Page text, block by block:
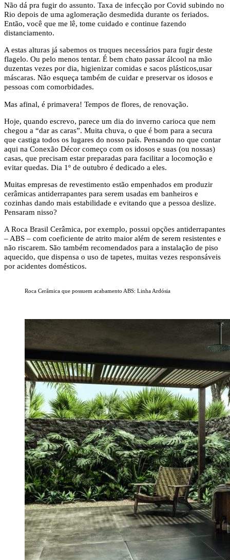
Não dá pra fugir do assunto. Taxa de infecção por Covid subindo no
Rio depois de uma aglomeração desmedida durante os feriados.
Então, você que me lê, tome cuidado e continue fazendo
distanciamento.
A estas alturas já sabemos os truques necessários para fugir deste
flagelo. Ou pelo menos tentar. É bem chato passar álcool na mão
duzentas vezes por dia, higienizar comidas e sacos plásticos,usar
máscaras. Não esqueça também de cuidar e preservar os idosos e
pessoas com comorbidades.
Mas afinal, é primavera! Tempos de flores, de renovação.
Hoje, quando escrevo, parece um dia do inverno carioca que nem
chegou a “dar as caras”. Muita chuva, o que é bom para a secura
que castiga todos os lugares do nosso país. Pensando no que contar
aqui na Conexão Décor começo com os idosos e suas (ou nossas)
casas, que precisam estar preparadas para facilitar a locomoção e
evitar quedas. Dia 1º de outubro é dedicado a eles.
Muitas empresas de revestimento estão empenhados em produzir
cerâmicas antiderrapantes para serem usadas em banheiros e
cozinhas dando mais estabilidade e evitando que a pessoa deslize.
Pensaram nisso?
A Roca Brasil Cerâmica, por exemplo, possui opções antiderrapantes
– ABS – com coeficiente de atrito maior além de serem resistentes e
não riscarem. São também recomendados para a instalação de piso
aquecido, que dispensa o uso de tapetes, muitas vezes responsáveis
por acidentes domésticos.
Roca Cerâmica que possuem acabamento ABS: Linha Ardósia